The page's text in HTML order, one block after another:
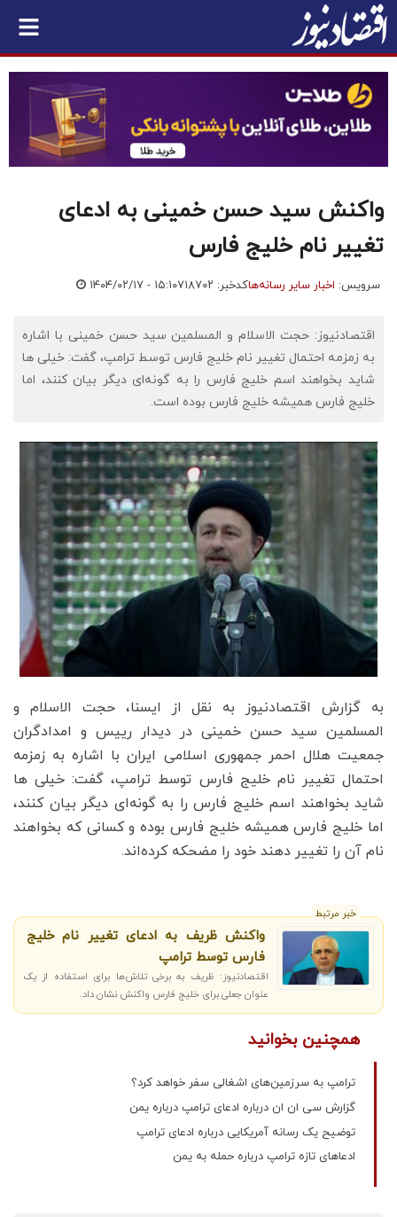
واکنش سید حسن خمینی به ادعای
تغییر نام خلیج فارس
سرویس: اخبار سایر رسانه‌هاکدخبر: ۷۱۸۷۰۲ ۱۴۰۴/۰۲/۱۷ - ۱۵:۱۰
اقتصادنیوز: حجت الاسلام و المسلمین سید حسن خمینی با اشاره
به زمزمه احتمال تغییر نام خلیج فارس توسط ترامپ، گفت: خیلی ها
شاید بخواهند اسم خلیج فارس را به گونه‌ای دیگر بیان کنند، اما
خلیج فارس همیشه خلیج فارس بوده است.
به گزارش اقتصادنیوز به نقل از ایسنا، حجت الاسلام و
المسلمین سید حسن خمینی در دیدار رییس و امدادگران
جمعیت هلال احمر جمهوری اسلامی ایران با اشاره به زمزمه
احتمال تغییر نام خلیج فارس توسط ترامپ، گفت: خیلی ها
شاید بخواهند اسم خلیج فارس را به گونه‌ای دیگر بیان کنند،
اما خلیج فارس همیشه خلیج فارس بوده و کسانی که بخواهند
نام آن را تغییر دهند خود را مضحکه کرده‌اند.
خبر مرتبط
واکنش ظریف به ادعای تغییر نام خلیج
فارس توسط ترامپ
اقتصادنیوز: ظریف به برخی تلاش‌ها برای استفاده از یک
عنوان جعلی برای خلیج فارس واکنش نشان داد.
همچنین بخوانید
ترامپ به سرزمین‌های اشغالی سفر خواهد کرد؟
گزارش سی ان ان درباره ادعای ترامپ درباره یمن
توضیح یک رسانه آمریکایی درباره ادعای ترامپ
ادعاهای تازه ترامپ درباره حمله به یمن